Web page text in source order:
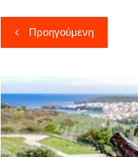
Πλοήγηση
άρθρων
Προηγούμενη